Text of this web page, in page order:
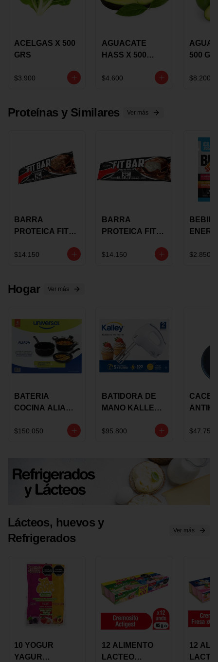
ACELGAS X 500
GRS
$3.900
AGUACATE
HASS X 500
$4.600
500
$8.200
Proteínas y Similares Ver más
BARRA
PROTEICA FIT
CHOCOLATE X
$14.150
BARRA
PROTEICA FIT
GRS
$14.150
STACK 6G
$2.850
Hogar Ver más
BATERIA
COCINA ALIADA
PIEZAS
$150.050
BATIDORA DE
MANO KALLEY
VELOCIDADES
$95.800
TAPA
$47.750
Lácteos, huevos y
Refrigerados
Ver más
10 YOGUR
YAGUR
12 ALIMENTO
LACTEO
12